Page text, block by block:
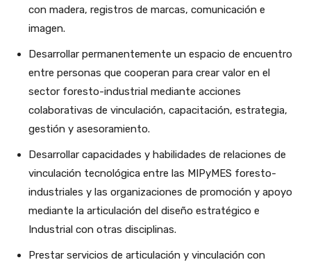
con madera, registros de marcas, comunicación e
imagen.
Desarrollar permanentemente un espacio de encuentro
entre personas que cooperan para crear valor en el
sector foresto-industrial mediante acciones
colaborativas de vinculación, capacitación, estrategia,
gestión y asesoramiento.
Desarrollar capacidades y habilidades de relaciones de
vinculación tecnológica entre las MIPyMES foresto-
industriales y las organizaciones de promoción y apoyo
mediante la articulación del diseño estratégico e
Industrial con otras disciplinas.
Prestar servicios de articulación y vinculación con